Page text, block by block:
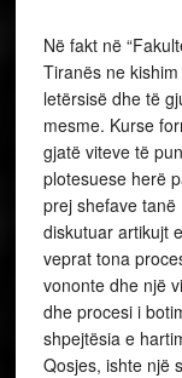
Në fakt në
Tiranës ne
letërsisë dhe të
mesme. Kurse
gjatë viteve të
plotesuese herë
prej shefave tanë
diskutuar artikujt
veprat tona
vononte dhe një
dhe procesi i
shpejtësia e
Qosjes, ishte një